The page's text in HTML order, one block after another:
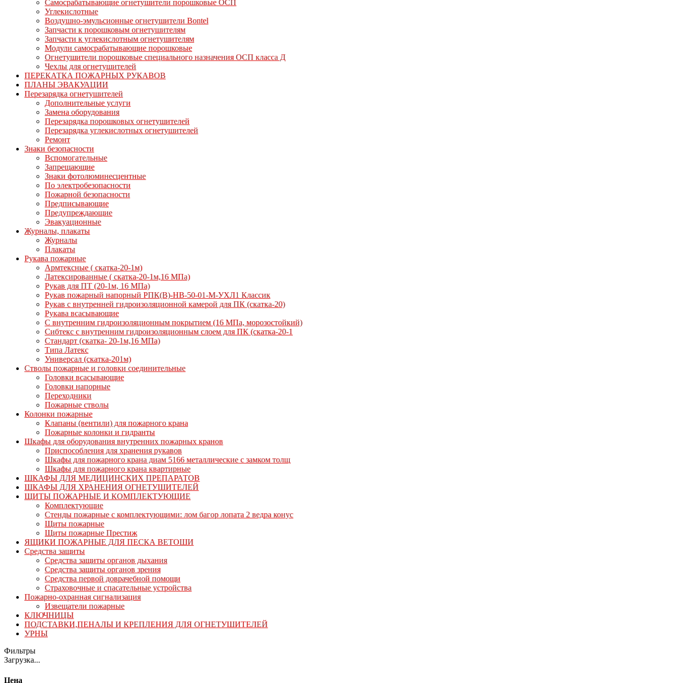
Самосрабатывающие огнетушители порошковые ОСП
Углекислотные
Воздушно-эмульсионные огнетушители Bontel
Запчасти к порошковым огнетушителям
Запчасти к углекислотным огнетушителям
Модули самосрабатывающие порошковые
Огнетушители порошковые специального назначения ОСП класса Д
Чехлы для огнетушителей
ПЕРЕКАТКА ПОЖАРНЫХ РУКАВОВ
ПЛАНЫ ЭВАКУАЦИИ
Перезарядка огнетушителей
Дополнительные услуги
Замена оборудования
Перезарядка порошковых огнетушителей
Перезарядка углекислотных огнетушителей
Ремонт
Знаки безопасности
Вспомогательные
Запрещающие
Знаки фотолюминесцентные
По электробезопасности
Пожарной безопасности
Предписывающие
Предупреждающие
Эвакуационные
Журналы, плакаты
Журналы
Плакаты
Рукава пожарные
Армтексные ( скатка-20-1м)
Латексированные ( скатка-20-1м,16 МПа)
Рукав для ПТ (20-1м, 16 МПа)
Рукав пожарный напорный РПК(В)-НВ-50-01-М-УХЛ1 Классик
Рукав с внутренней гидроизоляционной камерой для ПК (скатка-20)
Рукава всасывающие
С внутренним гидроизоляционным покрытием (16 МПа, морозостойкий)
Сибтекс с внутренним гидроизоляционным слоем для ПК (скатка-20-1
Стандарт (скатка- 20-1м,16 МПа)
Типа Латекс
Универсал (скатка-201м)
Стволы пожарные и головки соединительные
Головки всасывающие
Головки напорные
Переходники
Пожарные стволы
Колонки пожарные
Клапаны (вентили) для пожарного крана
Пожарные колонки и гидранты
Шкафы для оборудования внутренних пожарных кранов
Приспособления для хранения рукавов
Шкафы для пожарного крана диам 5166 металлические с замком толщ
Шкафы для пожарного крана квартирные
ШКАФЫ ДЛЯ МЕДИЦИНСКИХ ПРЕПАРАТОВ
ШКАФЫ ДЛЯ ХРАНЕНИЯ ОГНЕТУШИТЕЛЕЙ
ЩИТЫ ПОЖАРНЫЕ И КОМПЛЕКТУЮЩИЕ
Комплектующие
Стенды пожарные с комплектующими: лом багор лопата 2 ведра конус
Щиты пожарные
Щиты пожарные Престиж
ЯЩИКИ ПОЖАРНЫЕ ДЛЯ ПЕСКА ВЕТОШИ
Средства защиты
Средства защиты органов дыхания
Средства защиты органов зрения
Средства первой доврачебной помощи
Страховочные и спасательные устройства
Пожарно-охранная сигнализация
Извещатели пожарные
КЛЮЧНИЦЫ
ПОДСТАВКИ,ПЕНАЛЫ И КРЕПЛЕНИЯ ДЛЯ ОГНЕТУШИТЕЛЕЙ
УРНЫ
Фильтры
Загрузка...
Цена